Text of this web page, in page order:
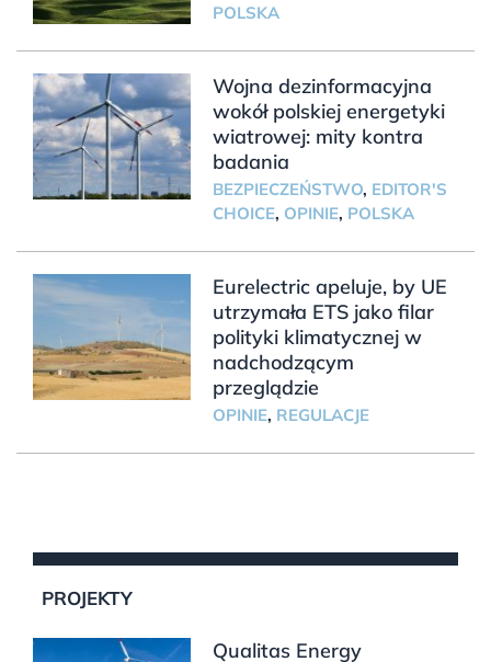
POLSKA
Wojna dezinformacyjna
wokół polskiej energetyki
wiatrowej: mity kontra
badania
BEZPIECZEŃSTWO, EDITOR'S
CHOICE, OPINIE, POLSKA
Eurelectric apeluje, by UE
utrzymała ETS jako filar
polityki klimatycznej w
nadchodzącym
przeglądzie
OPINIE, REGULACJE
PROJEKTY
Qualitas Energy